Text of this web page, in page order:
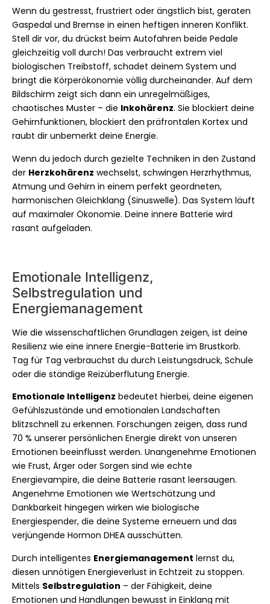
Wenn du gestresst, frustriert oder ängstlich bist, geraten
Gaspedal und Bremse in einen heftigen inneren Konflikt.
Stell dir vor, du drückst beim Autofahren beide Pedale
gleichzeitig voll durch! Das verbraucht extrem viel
biologischen Treibstoff, schadet deinem System und
bringt die Körperökonomie völlig durcheinander. Auf dem
Bildschirm zeigt sich dann ein unregelmäßiges,
chaotisches Muster – die Inkohärenz. Sie blockiert deine
Gehirnfunktionen, blockiert den präfrontalen Kortex und
raubt dir unbemerkt deine Energie.
Wenn du jedoch durch gezielte Techniken in den Zustand
der Herzkohärenz wechselst, schwingen Herzrhythmus,
Atmung und Gehirn in einem perfekt geordneten,
harmonischen Gleichklang (Sinuswelle). Das System läuft
auf maximaler Ökonomie. Deine innere Batterie wird
rasant aufgeladen.
Emotionale Intelligenz,
Selbstregulation und
Energiemanagement
Wie die wissenschaftlichen Grundlagen zeigen, ist deine
Resilienz wie eine innere Energie-Batterie im Brustkorb.
Tag für Tag verbrauchst du durch Leistungsdruck, Schule
oder die ständige Reizüberflutung Energie.
Emotionale Intelligenz bedeutet hierbei, deine eigenen
Gefühlszustände und emotionalen Landschaften
blitzschnell zu erkennen. Forschungen zeigen, dass rund
70 % unserer persönlichen Energie direkt von unseren
Emotionen beeinflusst werden. Unangenehme Emotionen
wie Frust, Ärger oder Sorgen sind wie echte
Energievampire, die deine Batterie rasant leersaugen.
Angenehme Emotionen wie Wertschätzung und
Dankbarkeit hingegen wirken wie biologische
Energiespender, die deine Systeme erneuern und das
verjüngende Hormon DHEA ausschütten.
Durch intelligentes Energiemanagement lernst du,
diesen unnötigen Energieverlust in Echtzeit zu stoppen.
Mittels Selbstregulation – der Fähigkeit, deine
Emotionen und Handlungen bewusst in Einklang mit